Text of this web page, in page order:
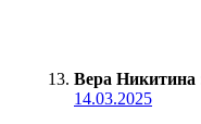
Вера Никитина
14.03.2025